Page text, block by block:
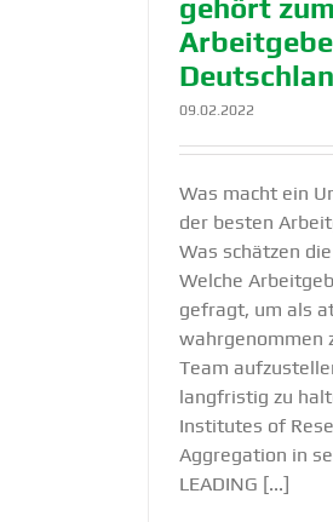
gehört
09.02.2022
Was macht ein
der besten
Was schätzen
Welche
gefragt, um als
wahrgenommen
Team
langfristig zu
Institutes of
Aggregation in
LEADING [...]